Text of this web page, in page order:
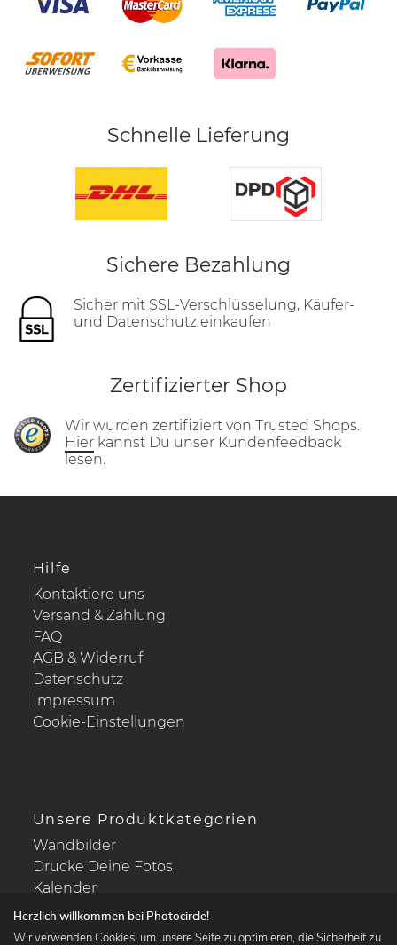
Schnelle Lieferung
Sichere Bezahlung
Sicher mit SSL-Verschlüsselung, Käufer-
und Datenschutz einkaufen
Zertifizierter Shop
Wir wurden zertifiziert von Trusted Shops.
Hier kannst Du unser Kundenfeedback
lesen.
Hilfe
Kontaktiere uns
Versand & Zahlung
FAQ
AGB & Widerruf
Datenschutz
Impressum
Cookie-Einstellungen
Unsere Produktkategorien
Wandbilder
Drucke Deine Fotos
Kalender
Herzlich willkommen bei Photocircle!
Wir verwenden Cookies, um unsere Seite zu optimieren, die Sicherheit zu